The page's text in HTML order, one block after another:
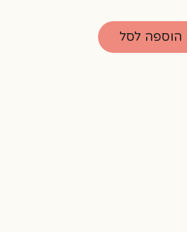
הוספה לסל